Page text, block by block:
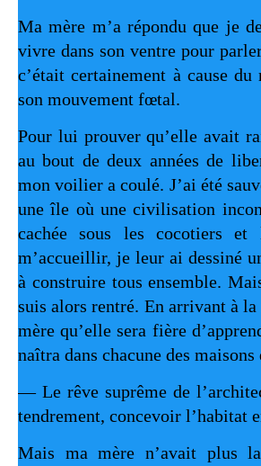
Ma mère m’a répondu que je
vivre dans son ventre pour
c’était certainement à cause
son mouvement fœtal.
Pour lui prouver qu’elle avait
au bout de deux années de
mon voilier a coulé. J’ai été
une île où une civilisation
cachée sous les cocotiers
m’accueillir, je leur ai dessiné
à construire tous ensemble.
suis alors rentré. En arrivant à
mère qu’elle sera fière
naîtra dans chacune des maisons
— Le rêve suprême de
tendrement, concevoir l’habitat
Mais ma mère n’avait plus